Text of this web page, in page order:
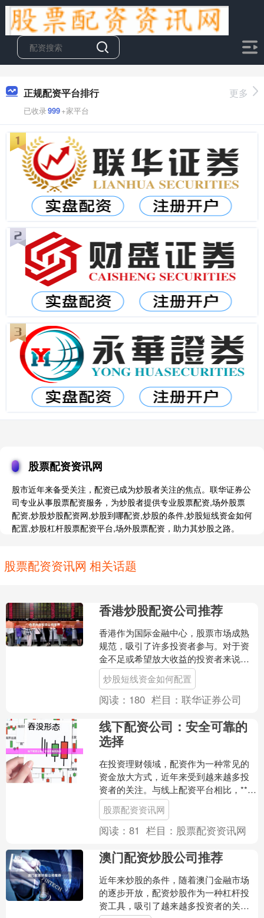
正规配资平台排行
已收录999+家平台
更多
股票配资资讯网
股市近年来备受关注，配资已成为炒股者关注的焦点。联华证券公
司专业从事股票配资服务，为炒股者提供专业股票配资,场外股票
配资,炒股炒股配资网,炒股到哪配资,炒股的条件,炒股短线资金如何
配置,炒股杠杆股票配资平台,场外股票配资，助力其炒股之路。
股票配资资讯网 相关话题
香港炒股配资公司推荐
香港作为国际金融中心，股票市场成熟
规范，吸引了许多投资者参与。对于资
金不足或希望放大收益的投资者来说，**
炒股配资**成为常见选择。然而炒股短线
资金如何配置，市....
炒股短线资金如何配置
阅读： 180 栏目：联华证券公司
线下配资公司：安全可靠的
选择
在投资理财领域，配资作为一种常见的
资金放大方式，近年来受到越来越多投
资者的关注。与线上配资平台相比，**线
下配资公司**凭借其面对面服务、实体办
公场所和严格的合....
股票配资资讯网
阅读：81 栏目： 股票配资资讯网
澳门配资炒股公司推荐
近年来炒股的条件，随着澳门金融市场
的逐步开放，配资炒股作为一种杠杆投
资工具，吸引了越来越多投资者的关